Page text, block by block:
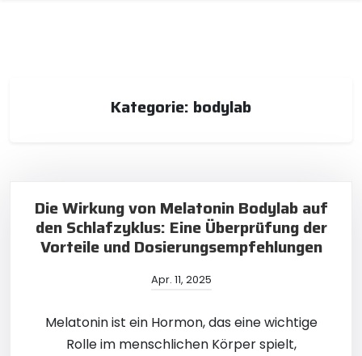
Kategorie: bodylab
Die Wirkung von Melatonin Bodylab auf
den Schlafzyklus: Eine Überprüfung der
Vorteile und Dosierungsempfehlungen
Apr. 11, 2025
Melatonin ist ein Hormon, das eine wichtige
Rolle im menschlichen Körper spielt,